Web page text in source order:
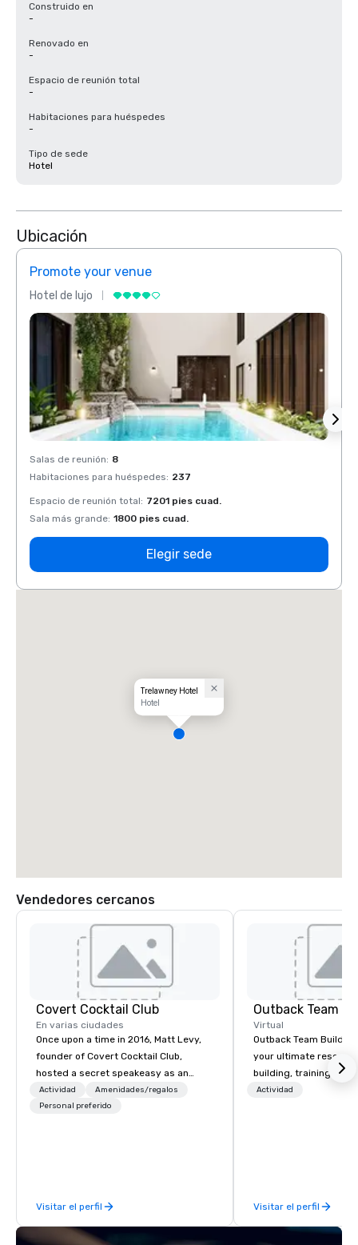
Construido en
-
Renovado en
-
Espacio de reunión total
-
Habitaciones para huéspedes
-
Tipo de sede
Hotel
Ubicación
Promote your venue
Hotel de lujo
Salas de reunión: 8
Habitaciones para huéspedes: 237
Espacio de reunión total: 7201 pies cuad.
Sala más grande: 1800 pies cuad.
Elegir sede
Trelawney Hotel
Hotel
Vendedores cercanos
Covert Cocktail Club
En varias ciudades
Once upon a time in 2016, Matt Levy,
founder of Covert Cocktail Club,
hosted a secret speakeasy as an
intimate place for strangers to gather
in his home. The only way to find out
before The New York Times wrote
about it. But that was all pre-
pandemic, and this is a new era.
Actividad
Amenidades/regalos
Personal preferido
Visitar el perfil
Outback Team
Virtual
Outback Team
your ultimate
building, training, and
Recommended by
Actividad
Visitar el perfil